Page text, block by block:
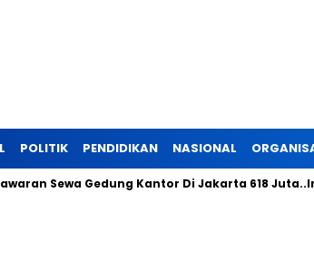
POLITIK PENDIDIKAN NASIONAL
Gedung Kantor Di Jakarta 618 Juta..Ini